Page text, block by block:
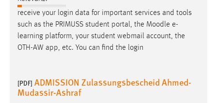
receive your login data for important services and tools
such as the PRIMUSS student portal, the Moodle e-
learning platform, your student webmail account, the
OTH-AW app, etc. You can find the login
[PDF] ADMISSION Zulassungsbescheid Ahmed-
Mudassir-Ashraf